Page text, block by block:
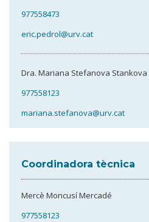
977558473
eric.pedrol@urv.cat
Dra. Mariana Stefanova Stankova
977558123
mariana.stefanova@urv.cat
Coordinadora tècnica
Mercè Moncusí Mercadé
977558123